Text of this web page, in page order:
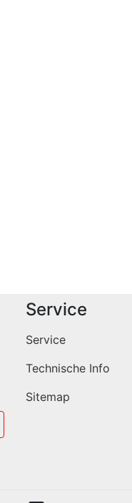
Service
Service
Technische Info
Sitemap